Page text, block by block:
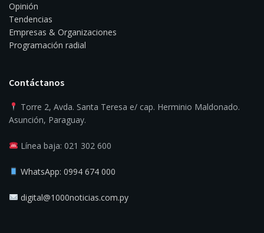
Opinión
Tendencias
Empresas & Organizaciones
Programación radial
Contáctanos
Torre 2, Avda. Santa Teresa e/ cap. Herminio Maldonado.
Asunción, Paraguay.
Línea baja: 021 302 600
WhatsApp: 0994 674 000
digital@1000noticias.com.py